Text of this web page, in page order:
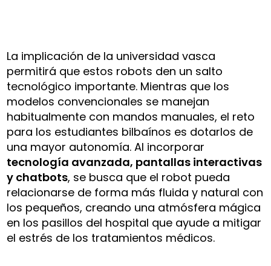
La implicación de la universidad vasca
permitirá que estos robots den un salto
tecnológico importante. Mientras que los
modelos convencionales se manejan
habitualmente con mandos manuales, el reto
para los estudiantes bilbaínos es dotarlos de
una mayor autonomía. Al incorporar
tecnología avanzada, pantallas interactivas
y chatbots, se busca que el robot pueda
relacionarse de forma más fluida y natural con
los pequeños, creando una atmósfera mágica
en los pasillos del hospital que ayude a mitigar
el estrés de los tratamientos médicos.